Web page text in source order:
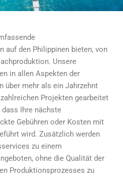
auf den Philippinen bieten, von
Unsere
in allen Aspekten der
über mehr als ein Jahrzehnt
Projekten gearbeitet
dass Ihre nächste
Gebühren oder Kosten mit
wird. Zusätzlich werden
zu einem
ohne die Qualität der
Produktionsprozesses zu